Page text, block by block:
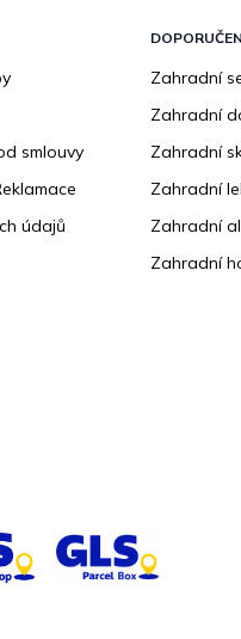
smlouvy
údajů
Zahradní
Zahradní
Zahradní
Zahradní
Zahradní
Zahradní